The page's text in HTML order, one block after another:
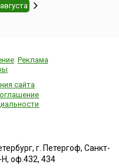
Реклама
сайта
г. Петергоф, Санкт-
Н, оф.432, 434